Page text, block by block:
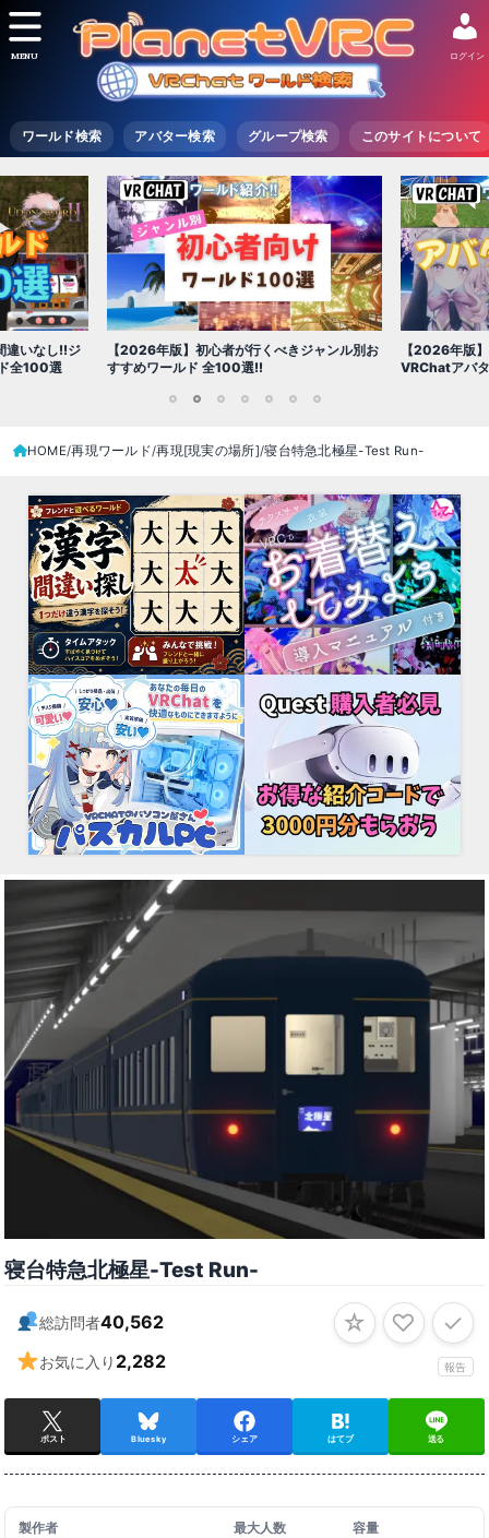
ワールド検索 アバター検索 グループ検索 このサイトについて
ログイン
MENU
いなし!!ジ
100選
【2026年版】初心者が行くべきジャンル別お
すすめワールド 全100選!!
【2026年版】
VRChatアバタ
HOME 再現ワールド 再現[現実の場所] 寝台特急北極星-Test Run-
寝台特急北極星-Test Run-
総訪問者40,562
お気に入り 2,282 報告
☆ ♡ ✓
ポスト Bluesky シェア はてブ 送る
製作者 最大人数 容量